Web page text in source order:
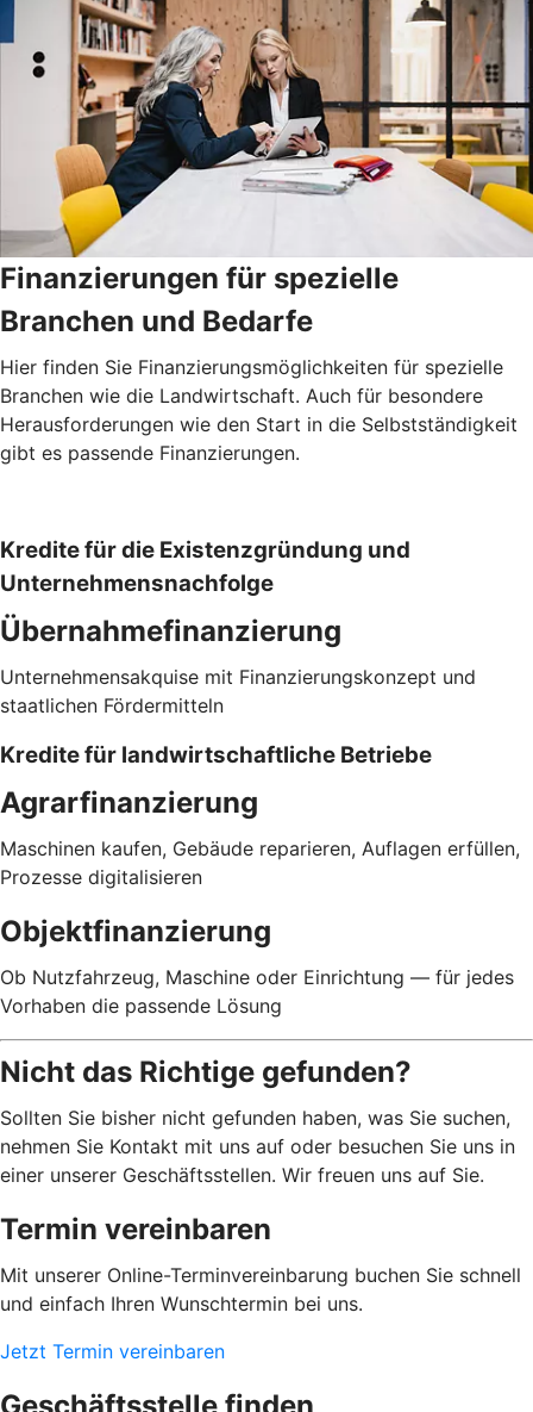
Finanzierungen für spezielle
Branchen und Bedarfe
Hier finden Sie Finanzierungsmöglichkeiten für spezielle
Branchen wie die Landwirtschaft. Auch für besondere
Herausforderungen wie den Start in die Selbstständigkeit
gibt es passende Finanzierungen.
Kredite für die Existenzgründung und
Unternehmensnachfolge
Übernahmefinanzierung
Unternehmensakquise mit Finanzierungskonzept und
staatlichen Fördermitteln
Kredite für landwirtschaftliche Betriebe
Agrarfinanzierung
Maschinen kaufen, Gebäude reparieren, Auflagen erfüllen,
Prozesse digitalisieren
Objektfinanzierung
Ob Nutzfahrzeug, Maschine oder Einrichtung — für jedes
Vorhaben die passende Lösung
Nicht das Richtige gefunden?
Sollten Sie bisher nicht gefunden haben, was Sie suchen,
nehmen Sie Kontakt mit uns auf oder besuchen Sie uns in
einer unserer Geschäftsstellen. Wir freuen uns auf Sie.
Termin vereinbaren
Mit unserer Online-Terminvereinbarung buchen Sie schnell
und einfach Ihren Wunschtermin bei uns.
Jetzt Termin vereinbaren
Geschäftsstelle finden